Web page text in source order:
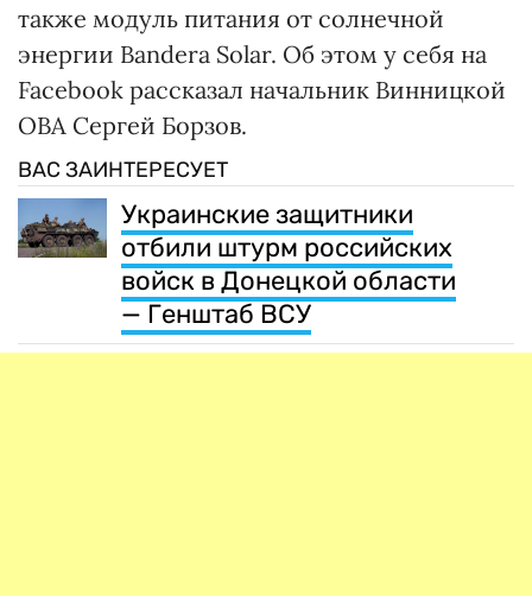
также модуль питания от солнечной
энергии Bandera Solar. Об этом у себя на
Facebook рассказал начальник Винницкой
ОВА Сергей Борзов.
ВАС ЗАИНТЕРЕСУЕТ
Украинские защитники
отбили штурм российских
войск в Донецкой области
— Генштаб ВСУ